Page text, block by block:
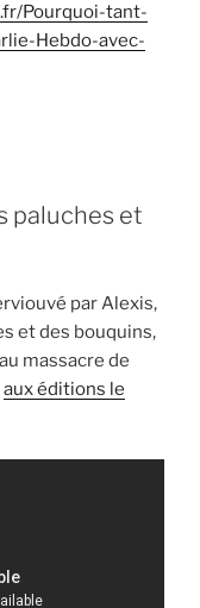
Pourquoi-tant-
Hebdo-avec-
paluches et
par Alexis,
et des bouquins,
massacre de
aux éditions le